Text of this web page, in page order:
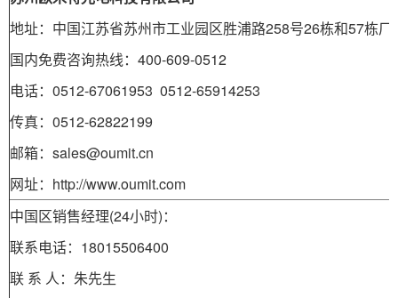
地址：中国江苏省苏州市工业园区胜浦路258号26栋和57栋厂
国内免费咨询热线：400-609-0512
电话：0512-67061953 0512-65914253
传真：0512-62822199
邮箱：sales@oumit.cn
网址：http://www.oumit.com
中国区销售经理(24小时)：
联系电话：18015506400
联 系 人：朱先生